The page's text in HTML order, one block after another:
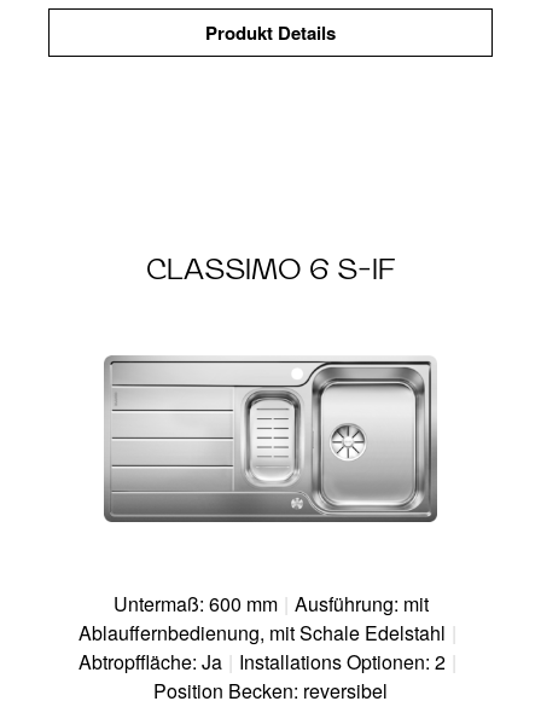
Produkt Details
CLASSIMO 6 S-IF
Untermaß: 600 mm | Ausführung: mit
Ablauffernbedienung, mit Schale Edelstahl |
Abtropffläche: Ja | Installations Optionen: 2 |
Position Becken: reversibel